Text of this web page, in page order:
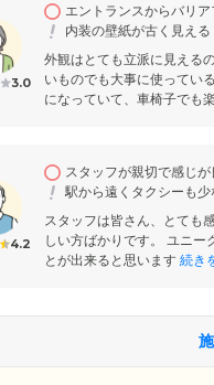
3.0
エントランスからバリ
内装の壁紙が古く見える
外観はとても立派に見える
いものでも大事に使ってい
になっていて、車椅子でも
4.2
スタッフが親切で感じが
駅から遠くタクシーも少
スタッフは皆さん、とても
しい方ばかりです。 ユニー
とが出来ると思います 続き